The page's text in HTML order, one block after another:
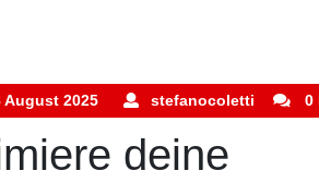
August 2025
28
August
2025
stefanocoletti 0
deine